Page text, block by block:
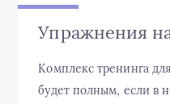
Упражнения
Комплекс тренинга
будет полным, если в